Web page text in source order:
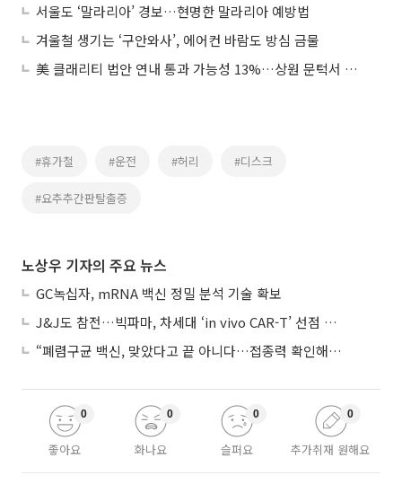
서울도 ‘말라리아’ 경보…현명한 말라리아 예방법
겨울철 생기는 ‘구안와사’, 에어컨 바람도 방심 금물
美 클래리티 법안 연내 통과 가능성 13%…상원 문턱서 제동
#휴가철 #운전 #허리 #디스크
#요추추간판탈출증
노상우 기자의 주요 뉴스
GC녹십자, mRNA 백신 정밀 분석 기술 확보
J&J도 참전…빅파마, 차세대 ‘in vivo CAR-T’ 선점 경쟁 본격화
“폐렴구균 백신, 맞았다고 끝 아니다…접종력 확인해야”
좋아요
0
화나요
0
슬퍼요
0
추가취재 원해요
0